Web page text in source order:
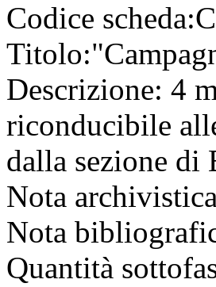
Codice scheda:
Titolo:
Descrizione: 4
riconducibile
dalla sezione di
Nota
Nota
Quantità